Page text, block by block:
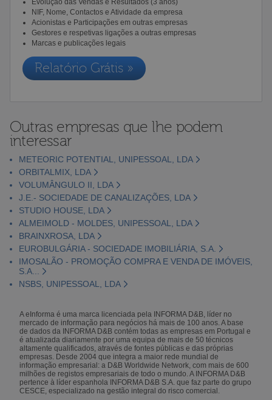
Evolução das Vendas e Resultados (3 anos)
NIF, Nome, Contactos e Atividade da empresa
Acionistas e Participações em outras empresas
Gestores e respetivas ligações a outras empresas
Marcas e publicações legais
Relatório Grátis »
Outras empresas que lhe podem
interessar
METEORIC POTENTIAL, UNIPESSOAL, LDA
ORBITALMIX, LDA
VOLUMÂNGULO II, LDA
J.E.- SOCIEDADE DE CANALIZAÇÕES, LDA
STUDIO HOUSE, LDA
ALMEIMOLD - MOLDES, UNIPESSOAL, LDA
BRAINXROSA, LDA
EUROBULGÁRIA - SOCIEDADE IMOBILIÁRIA, S.A.
IMOSALÃO - PROMOÇÃO COMPRA E VENDA DE IMÓVEIS,
S.A...
NSBS, UNIPESSOAL, LDA
A eInforma é uma marca licenciada pela INFORMA D&B, líder no
mercado de informação para negócios há mais de 100 anos. A base
de dados da INFORMA D&B contém todas as empresas em Portugal e
é atualizada diariamente por uma equipa de mais de 50 técnicos
altamente qualificados, através de fontes públicas e das próprias
empresas. Desde 2004 que integra a maior rede mundial de
informação empresarial: a D&B Worldwide Network, com mais de 600
milhões de registos empresariais de todo o mundo. A INFORMA D&B
pertence à líder espanhola INFORMA D&B S.A. que faz parte do grupo
CESCE, especializado na gestão integral do risco comercial.